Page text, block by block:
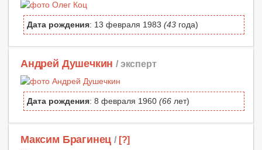
Дата рождения: 13 февраля 1983 (43 года)
Андрей Душечкин / эксперт
Дата рождения: 8 февраля 1960 (66 лет)
Максим Брагинец / [?]